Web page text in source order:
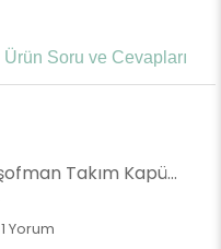
Ürün Soru ve Cevapları
Erkek Çocuk Eşofman Takım Kapüşonlu Yazı Baskılı Koyu Yeşil (9 Yaş)
1 Yorum